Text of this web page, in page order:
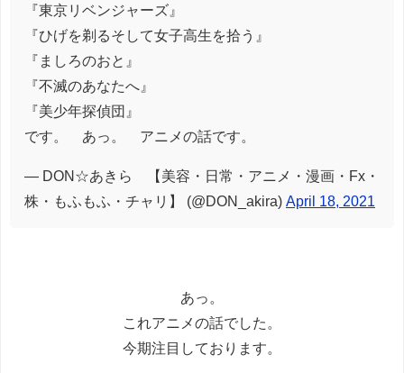
『東京リベンジャーズ』
『ひげを剃るそして女子高生を拾う』
『ましろのおと』
『不滅のあなたへ』
『美少年探偵団』
です。 あっ。 アニメの話です。
— DON☆あきら 【美容・日常・アニメ・漫画・Fx・
株・もふもふ・チャリ】 (@DON_akira) April 18, 2021
あっ。
これアニメの話でした。
今期注目しております。